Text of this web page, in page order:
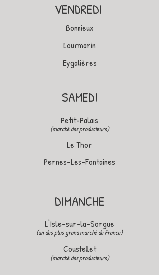
VENDREDI
Bonnieux
Lourmarin
Eygalières
SAMEDI
Petit-Palais
(marché des producteurs)
Le Thor
Pernes-Les-Fontaines
DIMANCHE
L'Isle-sur-la-Sorgue
(un des plus grand marché de France)
Coustellet
(marché des producteurs)